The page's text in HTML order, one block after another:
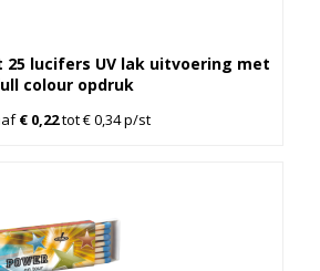
lucifers UV lak uitvoering met
colour opdruk
€ 0,22tot € 0,34 p/st